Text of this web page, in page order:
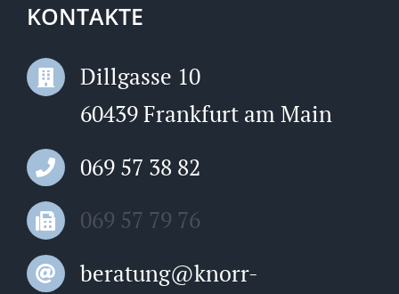
KONTAKTE
Dillgasse 10
60439 Frankfurt am Main
069 57 38 82
069 57 79 76
beratung@knorr-